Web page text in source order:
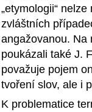
„etymologii“
zvláštních
angažovanou. Na
poukázali také J.
považuje pojem
tvoření slov, ale i
K problematice